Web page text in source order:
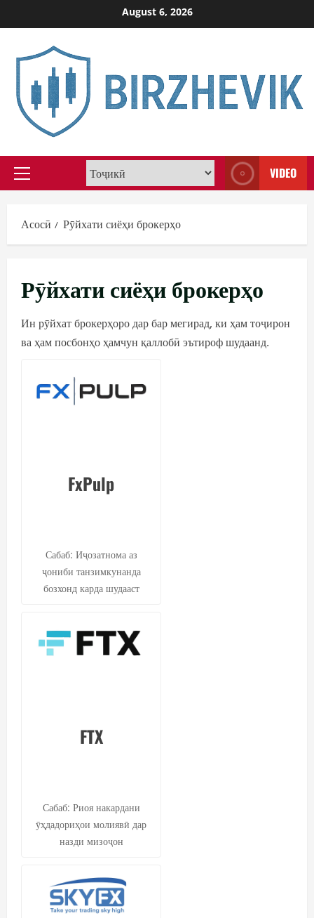
to
August 6, 2026
Primary
VIDEO
Асосӣ Рӯйхати сиёҳи брокерҳо
Рӯйхати сиёҳи брокерҳо
Ин рӯйхат брокерҳоро дар бар мегирад, ки ҳам тоҷирон
ва ҳам посбонҳо ҳамчун қаллобӣ эътироф шудаанд.
FxPulp
Сабаб: Иҷозатнома аз
ҷониби танзимкунанда
бозхонд карда шудааст
FTX
Сабаб: Риоя накардани
ӯҳдадориҳои молиявӣ дар
назди мизоҷон